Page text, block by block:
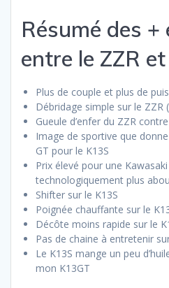
Résumé des +
entre le ZZR
Plus de couple et plus de
Débridage simple sur le ZZR
Gueule d’enfer du ZZR
Image de sportive que
GT pour le K13S
Prix élevé pour une
technologiquement plus
Shifter sur le K13S
Poignée chauffante sur le
Décôte moins rapide sur le
Pas de chaine à entretenir
Le K13S mange un peu
mon K13GT